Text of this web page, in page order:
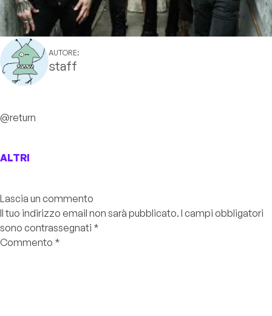
AUTORE:
staff
@return
ALTRI
Lascia un commento
Il tuo indirizzo email non sarà pubblicato. I campi obbligatori
sono contrassegnati *
Commento *